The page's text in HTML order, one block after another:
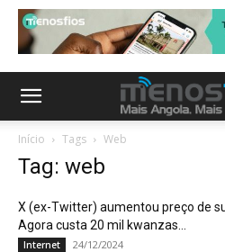
Início Tags Web
Tag: web
X (ex-Twitter) aumentou preço de
Agora custa 20 mil kwanzas...
Internet 24/12/2024